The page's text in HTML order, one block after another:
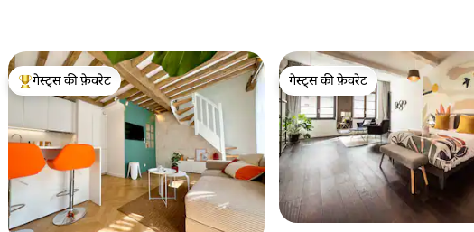
4.98, 699 समीक्षाएँ
गेस्ट्स का टॉप फ़ेवरेट
गेस्ट्स की फ़ेवरेट
गेस्ट्स की फ़ेवरेट
गेस्ट्स की फ़ेवरेट